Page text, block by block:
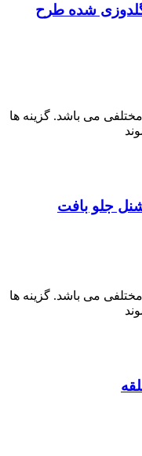
گلدوزی شده طرح
می باشد. گزینه ها
می باشد. گزینه ها